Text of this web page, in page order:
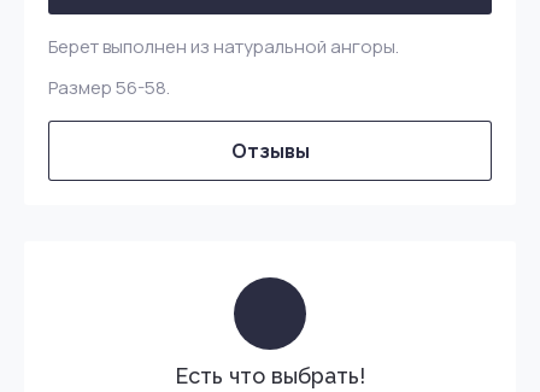
Берет выполнен из натуральной ангоры.
Размер 56-58.
Отзывы
Есть что выбрать!